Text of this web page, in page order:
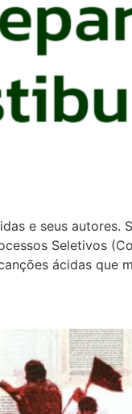
e seus
Seletivos
ácidas que